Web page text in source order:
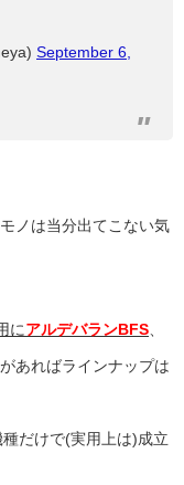
September 6,
ノは当分出てこない気
にアルデバランBFS
があればラインナップは
だけで(実用上は)成立